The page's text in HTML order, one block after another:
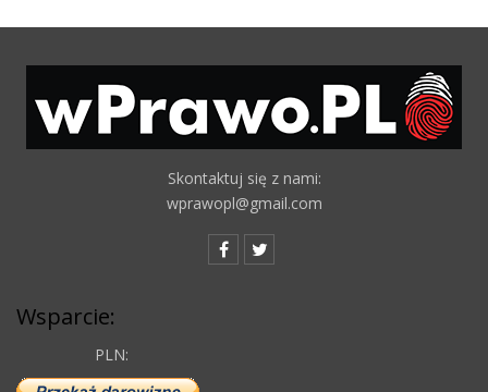
Skontaktuj się z nami:
wprawopl@gmail.com
Wsparcie:
PLN: